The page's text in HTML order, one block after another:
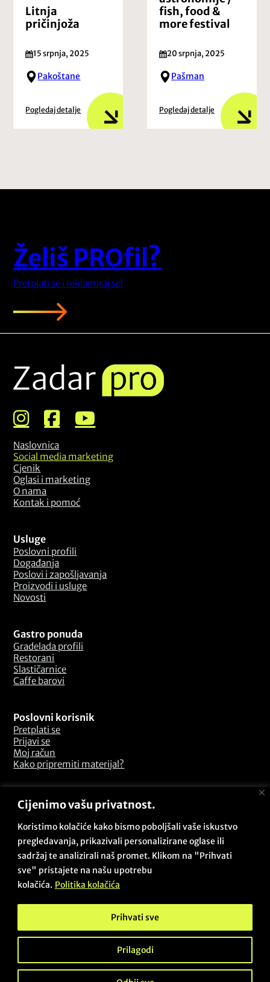
Cijenimo vašu privatnost.
Koristimo kolačiće kako bismo poboljšali vaše iskustvo
pregledavanja, prikazivali personalizirane oglase ili
sadržaj te analizirali naš promet. Klikom na "Prihvati
sve" pristajete na našu upotrebu
kolačića. Politika kolačića
Prilagodi
Prihvati sve
Litnja
pričinjoža
15 srpnja, 2025
Pakoštane
Pogledaj detalje
fish, food &
more festival
20 srpnja, 2025
Pašman
Pogledaj detalje
Želiš PROfil?
Pretplati se i reklamiraj se!
Naslovnica
Social media marketing
Cjenik
Oglasi i marketing
O nama
Kontak i pomoć
Usluge
Poslovni profili
Događanja
Poslovi i zapošljavanja
Proizvodi i usluge
Novosti
Gastro ponuda
Gradelada profili
Restorani
Slastičarnice
Caffe barovi
Poslovni korisnik
Pretplati se
Prijavi se
Moj račun
Kako pripremiti materijal?
Odredbe i uvjeti
Pitanja i odgovori
Opći uvjeti poslovanja
Sigurnosna politika
Politika kolačića
Politika privatnosti
Povrati i reklamacije
Copyright © 2026 - Beta Zadar PRO / Sva prava pridržana /
Des & dev:@projectby.it